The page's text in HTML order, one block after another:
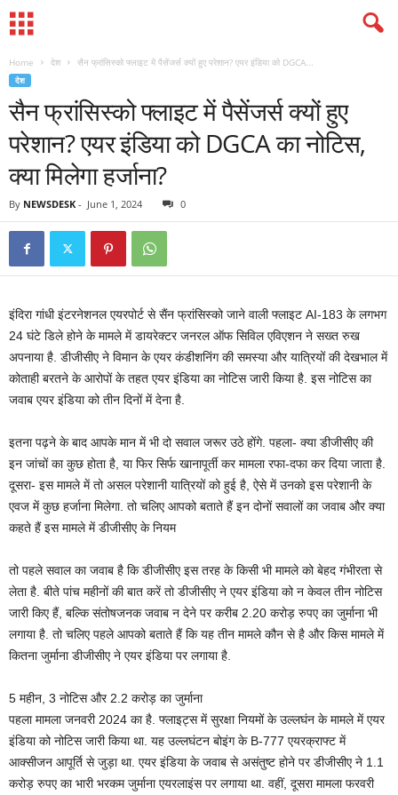
Home देश सैन फ्रांसिस्‍को फ्लाइट में पैसेंजर्स क्‍यों हुए परेशान? एयर इंडिया को DGCA...
देश
सैन फ्रांसिस्‍को फ्लाइट में पैसेंजर्स क्‍यों हुए
परेशान? एयर इंडिया को DGCA का नोटिस,
क्या मिलेगा हर्जाना?
By NEWSDESK - June 1, 2024 0
इंदिरा गांधी इंटरनेशनल एयरपोर्ट से सैंन फ्रांसिस्‍को जाने वाली फ्लाइट AI-183 के लगभग
24 घंटे डिले होने के मामले में डायरेक्‍टर जनरल ऑफ सिविल एविएशन ने सख्‍त रुख
अपनाया है. डीजीसीए ने विमान के एयर कं‍डीशन‍िंग की समस्‍या और यात्रियों की देखभाल में
कोताही बरतने के आरोपों के तहत एयर इंडिया का नोटिस जारी किया है. इस नोटिस का
जवाब एयर इंडिया को तीन दिनों में देना है.
इतना पढ़ने के बाद आपके मान में भी दो सवाल जरूर उठे होंगे. पहला- क्‍या डीजीसीए की
इन जांचों का कुछ होता है, या फिर सिर्फ खानापूर्ती कर मामला रफा-दफा कर दिया जाता है.
दूसरा- इस मामले में तो असल परेशानी यात्रियों को हुई है, ऐसे में उनको इस परेशानी के
एवज में कुछ हर्जाना मिलेगा. तो चलिए आपको बताते हैं इन दोनों सवालों का जवाब और क्‍या
कहते हैं इस मामले में डीजीसीए के नियम
तो पहले सवाल का जवाब है कि डीजीसीए इस तरह के किसी भी मामले को बेहद गंभीरता से
लेता है. बीते पांच महीनों की बात करें तो डीजीसीए ने एयर इंडिया को न केवल तीन नोटिस
जारी किए हैं, बल्कि संतोषजनक जवाब न देने पर करीब 2.20 करोड़ रुपए का जुर्माना भी
लगाया है. तो चलिए पहले आपको बताते हैं कि यह तीन मामले कौन से है और किस मामले में
कितना जुर्माना डीजीसीए ने एयर इंडिया पर लगाया है.
5 महीन, 3 नोटिस और 2.2 करोड़ का जुर्माना
पहला मामला जनवरी 2024 का है. फ्लाइट्स में सुरक्षा नियमों के उल्‍लघंन के मामले में एयर
इंडिया को नोटिस जारी किया था. यह उल्‍लघंटन बोइंग के B-777 एयरक्राफ्ट में
आक्‍सीजन आपूर्ति से जुड़ा था. एयर इंडिया के जवाब से असंतुष्‍ट होने पर डीजीसीए ने 1.1
करोड़ रुपए का भारी भरकम जुर्माना एयरलाइंस पर लगाया था. वहीं, दूसरा मामला फरवरी